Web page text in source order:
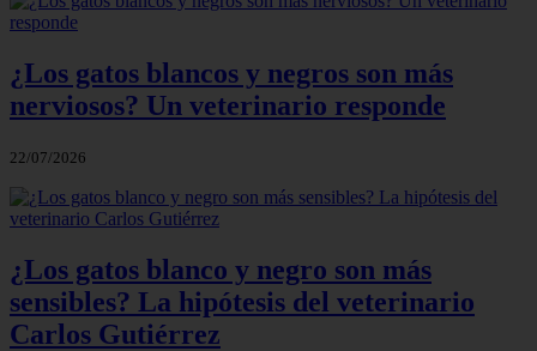
¿Los gatos blancos y negros son más
nerviosos? Un veterinario responde
22/07/2026
¿Los gatos blanco y negro son más
sensibles? La hipótesis del veterinario
Carlos Gutiérrez